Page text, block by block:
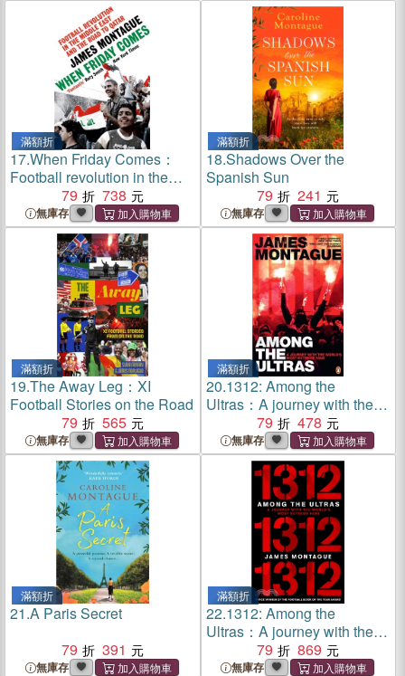
滿額折
17.When Friday Comes：
Football revolution in the
Middle East and the road to
the Qatar World Cup
79 738
無庫存
滿額折
18.Shadows Over the
Spanish Sun
79
241
無庫存
滿額折
19.The Away Leg：XI
Football Stories on the Road
79
565
無庫存
滿額折
20.1312: Among the
Ultras：A journey with the
world's most extreme fans
79 478
無庫存
滿額折
21.A Paris Secret
79
391
無庫存
滿額折
22.1312: Among the
Ultras：A journey with the
world's most extreme fans
79 869
無庫存